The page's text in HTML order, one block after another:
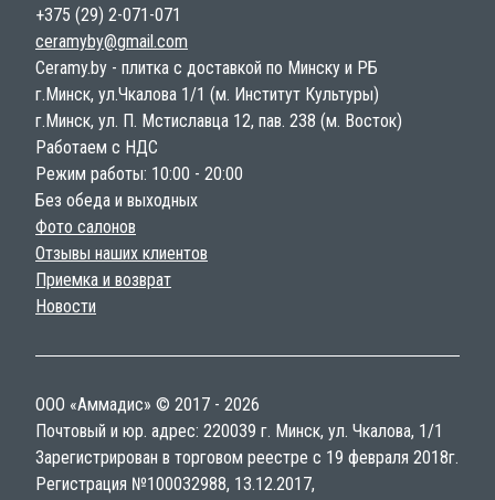
+375 (29) 2-071-071
ceramyby@gmail.com
Ceramy.by - плитка с доставкой по Минску и РБ
г.Минск, ул.Чкалова 1/1 (м. Институт Культуры)
г.Минск, ул. П. Мстиславца 12, пав. 238 (м. Восток)
Работаем с НДС
Режим работы: 10:00 - 20:00
Без обеда и выходных
Фото салонов
Отзывы наших клиентов
Приемка и возврат
Новости
ООО «Аммадис» © 2017 - 2026
Почтовый и юр. адрес: 220039 г. Минск, ул. Чкалова, 1/1
Зарегистрирован в торговом реестре с 19 февраля 2018г.
Регистрация №100032988, 13.12.2017,